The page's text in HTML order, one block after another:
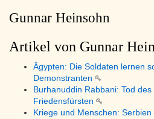
Gunnar Heinsohn
Artikel von Gunnar
Ägypten: Die Soldaten lernen
Demonstranten
Burhanuddin Rabbani: Tod
Friedensfürsten
Kriege und Menschen: